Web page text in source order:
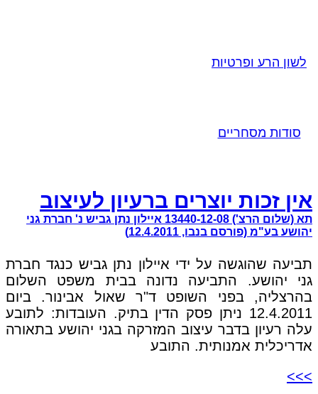
לשון הרע ופרטיות
סודות מסחריים
אין זכות יוצרים ברעיון לעיצוב
תא (שלום הרצ') 13440-12-08 איילון נתן גביש נ' חברת גני
יהושע בע"מ (פורסם בנבו, 12.4.2011)
תביעה שהוגשה על ידי איילון נתן גביש כנגד חברת
גני יהושע. התביעה נדונה בבית משפט השלום
בהרצליה, בפני השופט ד"ר שאול אבינור. ביום
12.4.2011 ניתן פסק הדין בתיק. העובדות: לתובע
עלה רעיון בדבר עיצוב המזרקה בגני יהושע בתאורה
אדריכלית אמנותית. התובע
>>>